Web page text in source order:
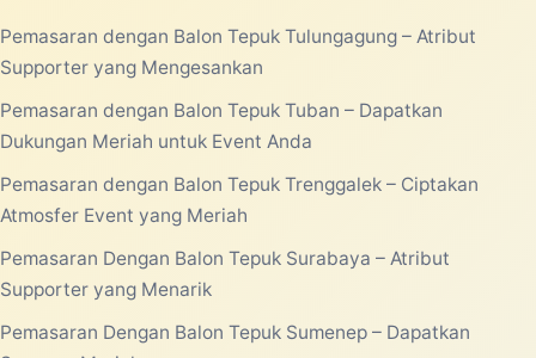
Pemasaran dengan Balon Tepuk Tulungagung – Atribut
Supporter yang Mengesankan
Pemasaran dengan Balon Tepuk Tuban – Dapatkan
Dukungan Meriah untuk Event Anda
Pemasaran dengan Balon Tepuk Trenggalek – Ciptakan
Atmosfer Event yang Meriah
Pemasaran Dengan Balon Tepuk Surabaya – Atribut
Supporter yang Menarik
Pemasaran Dengan Balon Tepuk Sumenep – Dapatkan